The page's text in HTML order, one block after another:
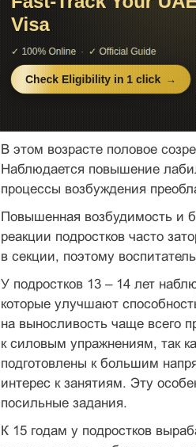
В этом возрасте половое
Наблюдается повышение
процессы возбуждения
Повышенная возбудимость и
реакции подростков часто
в секции, поэтому
У подростков 13 – 14 лет
которые улучшают
на выносливость чаще всего
к силовым упражнениям, так
подготовлены к большим
интерес к занятиям. Эту
посильные задания.
К 15 годам у подростков